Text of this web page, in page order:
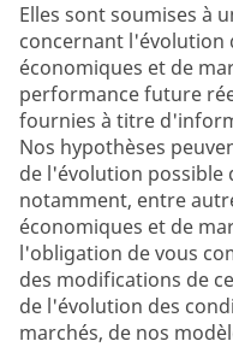
Elles sont soumises à
concernant l'évolution
économiques et de
performance future
fournies à titre
Nos hypothèses
de l'évolution possible
notamment, entre
économiques et de
l'obligation de vous
des modifications de
de l'évolution des
marchés, de nos